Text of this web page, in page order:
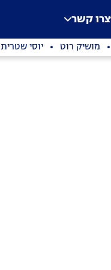
צרו קשר
מושיק רוט יוסי שטרית